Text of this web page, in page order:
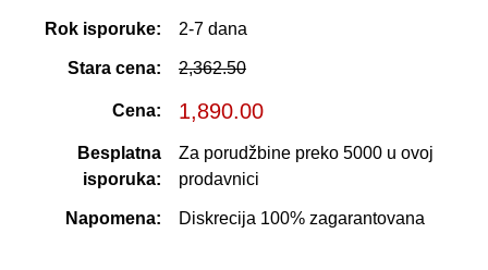
Rok isporuke: 2-7 dana
Stara cena: 2,362.50
Cena: 1,890.00
Besplatna
isporuka:
Za porudžbine preko 5000 u ovoj
prodavnici
Napomena: Diskrecija 100% zagarantovana